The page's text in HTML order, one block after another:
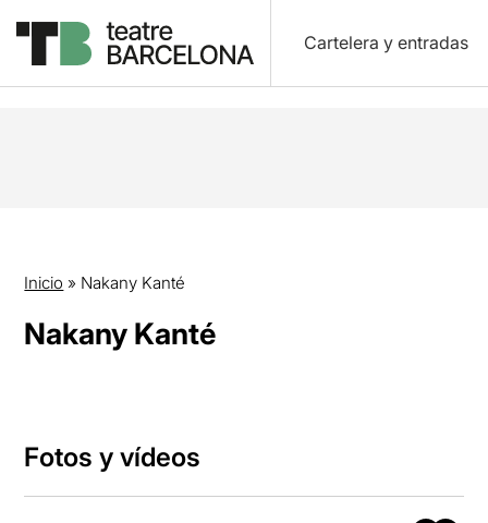
Cartelera y entradas
Inicio » Nakany Kanté
Nakany Kanté
Fotos y vídeos